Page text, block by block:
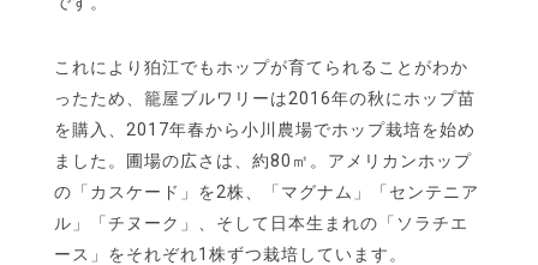
これにより狛江でもホップが育てられることがわか
ったため、籠屋ブルワリーは2016年の秋にホップ苗
を購入、2017年春から小川農場でホップ栽培を始め
ました。圃場の広さは、約80㎡。アメリカンホップ
の「カスケード」を2株、「マグナム」「センテニア
ル」「チヌーク」、そして日本生まれの「ソラチエ
ース」をそれぞれ1株ずつ栽培しています。